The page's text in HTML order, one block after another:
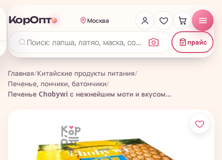
КорОпт Москва
прайс
Главная/Китайские продукты питания/
Печенье, пончики, батончики/
Печенье Chobywi с нежнейшим моти и вкусом...